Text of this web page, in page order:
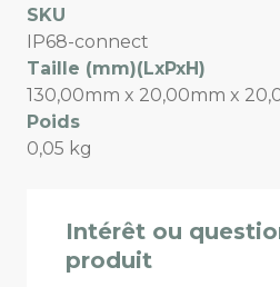
SKU
IP68-connect
Taille (mm)(LxPxH)
130,00mm x 20,00mm x
Poids
0,05 kg
Intérêt ou
produit